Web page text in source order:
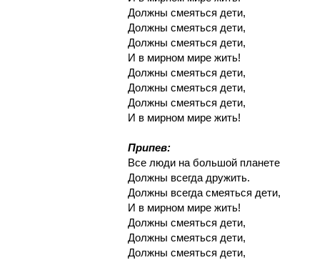
Должны смеяться дети,
Должны смеяться дети,
Должны смеяться дети,
И в мирном мире жить!
Должны смеяться дети,
Должны смеяться дети,
Должны смеяться дети,
И в мирном мире жить!
Припев:
Все люди на большой планете
Должны всегда дружить.
Должны всегда смеяться дети,
И в мирном мире жить!
Должны смеяться дети,
Должны смеяться дети,
Должны смеяться дети,